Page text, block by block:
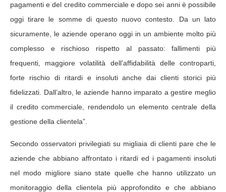
pagamenti e del credito commerciale e dopo sei anni è possibile
oggi tirare le somme di questo nuovo contesto. Da un lato
sicuramente, le aziende operano oggi in un ambiente molto più
complesso e rischioso rispetto al passato: fallimenti più
frequenti, maggiore volatilità dell’affidabilità delle controparti,
forte rischio di ritardi e insoluti anche dai clienti storici più
fidelizzati. Dall’altro, le aziende hanno imparato a gestire meglio
il credito commerciale, rendendolo un elemento centrale della
gestione della clientela”.
Secondo osservatori privilegiati su migliaia di clienti pare che le
aziende che abbiano affrontato i ritardi ed i pagamenti insoluti
nel modo migliore siano state quelle che hanno utilizzato un
monitoraggio della clientela più approfondito e che abbiano